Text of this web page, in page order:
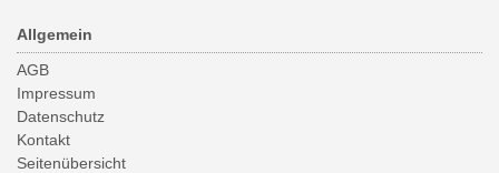
Allgemein
AGB
Impressum
Datenschutz
Kontakt
Seitenübersicht